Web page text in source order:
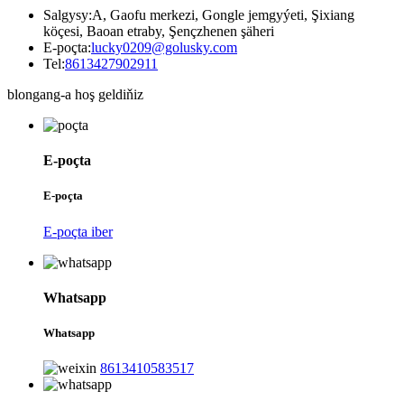
Salgysy:A, Gaofu merkezi, Gongle jemgyýeti, Şixiang
köçesi, Baoan etraby, Şençzhenen şäheri
E-poçta:lucky0209@golusky.com
Tel:8613427902911
blongang-a hoş geldiňiz
E-poçta
E-poçta
E-poçta iber
Whatsapp
Whatsapp
8613410583517